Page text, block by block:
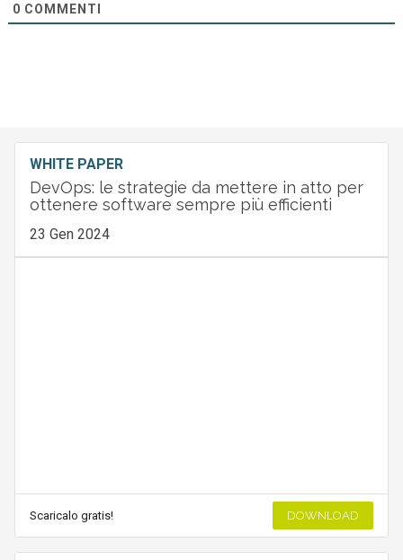
0 COMMENTI
WHITE PAPER
DevOps: le strategie da mettere in atto per
ottenere software sempre più efficienti
23 Gen 2024
Scaricalo gratis! DOWNLOAD